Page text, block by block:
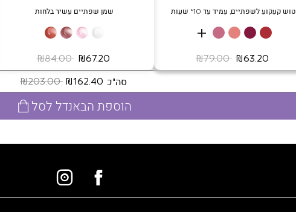
טוש קעקוע לשפתיים, עמיד עד 10* שעות
+
‏ ₪79.00
שמן שפתיים עשיר בלחות
‏ ₪84.00
סה"כ ‏ ₪203.00
הוספת הבאנדל לסל